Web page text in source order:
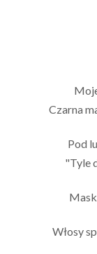
Czarna
Pod
"Tyle
Włosy